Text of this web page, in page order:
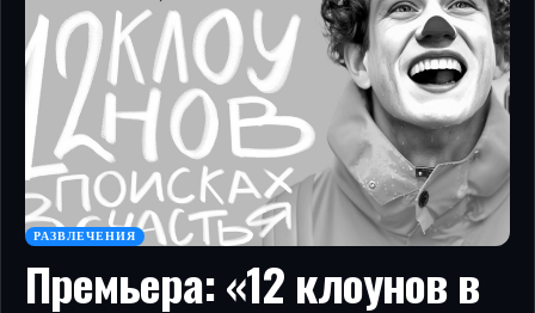
РАЗВЛЕЧЕНИЯ
Премьера: «12 клоунов в